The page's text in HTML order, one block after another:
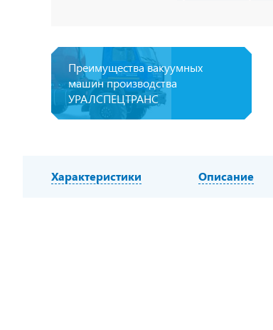
Преимущества вакуумных
машин производства
УРАЛСПЕЦТРАНС
Характеристики Описание